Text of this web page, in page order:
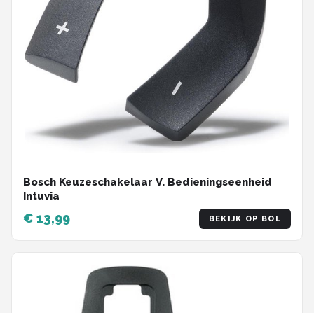
Bosch Keuzeschakelaar V. Bedieningseenheid
Intuvia
€ 13,99 BEKIJK OP BOL